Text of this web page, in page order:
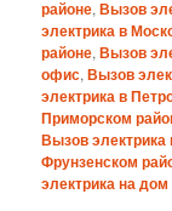
районе,Вызов
электрика в
районе,Вызов
офис,Вызов
электрика в
Приморском
Вызов
Фрунзенском
электрика на дом